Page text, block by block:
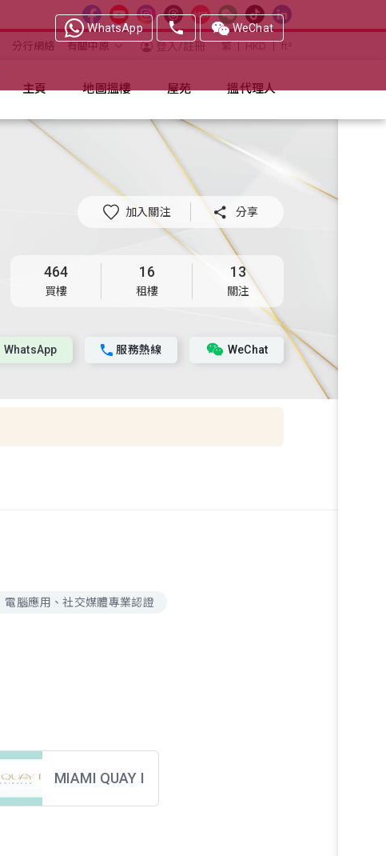
分行網絡 有關中原 登入/註冊 繁 HKD ft²
主頁 地圖搵樓 屋苑 搵代理人
加入關注  分享
464
買樓
16
租樓
13
關注
WeChat
服務熱線
WhatsApp
電腦應用、社交媒體專業認證
MIAMI QUAY I
WhatsApp WeChat